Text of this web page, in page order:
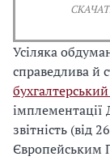
Усіляка
справедлива й
імплементації
звітність (від
Європейським